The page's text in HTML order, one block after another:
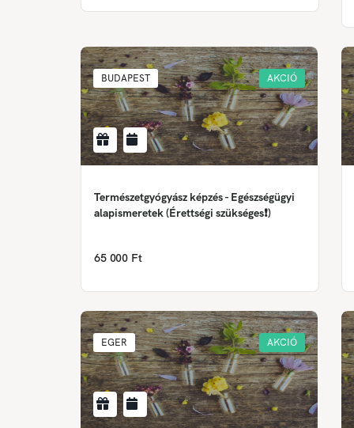
BUDAPEST AKCIÓ
Természetgyógyász képzés - Egészségügyi
alapismeretek (Érettségi szükséges❗)
65 000 Ft
EGER AKCIÓ